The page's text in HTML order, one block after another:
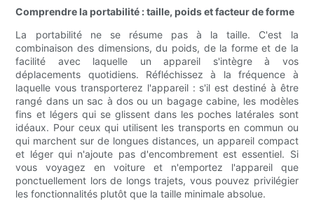
Comprendre la portabilité : taille, poids et facteur de forme
La portabilité ne se résume pas à la taille. C'est la
combinaison des dimensions, du poids, de la forme et de la
facilité avec laquelle un appareil s'intègre à vos
déplacements quotidiens. Réfléchissez à la fréquence à
laquelle vous transporterez l'appareil : s'il est destiné à être
rangé dans un sac à dos ou un bagage cabine, les modèles
fins et légers qui se glissent dans les poches latérales sont
idéaux. Pour ceux qui utilisent les transports en commun ou
qui marchent sur de longues distances, un appareil compact
et léger qui n'ajoute pas d'encombrement est essentiel. Si
vous voyagez en voiture et n'emportez l'appareil que
ponctuellement lors de longs trajets, vous pouvez privilégier
les fonctionnalités plutôt que la taille minimale absolue.